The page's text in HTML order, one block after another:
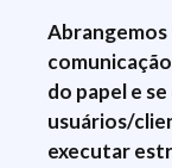
do papel e
usuários/
executar